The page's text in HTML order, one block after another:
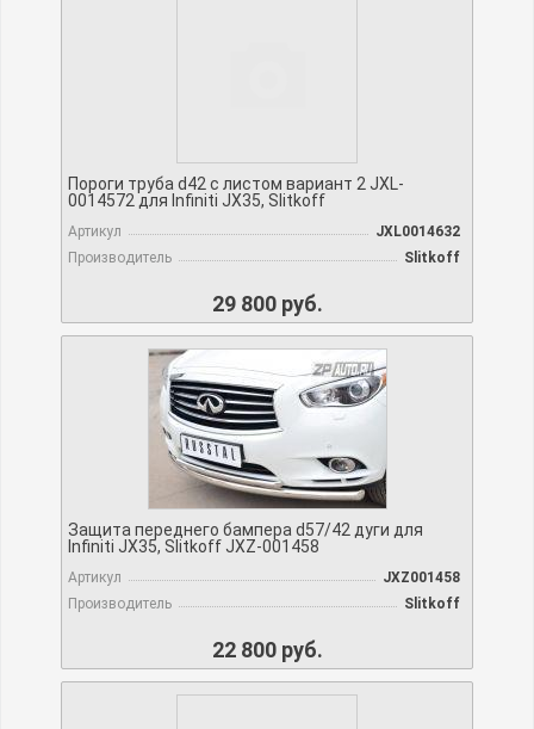
Пороги труба d42 с листом вариант 2 JXL-
0014572 для Infiniti JX35, Slitkoff
Артикул
JXL0014632
Производитель
Slitkoff
29 800 руб.
Защита переднего бампера d57/42 дуги для
Infiniti JX35, Slitkoff JXZ-001458
Артикул
JXZ001458
Производитель
Slitkoff
22 800 руб.